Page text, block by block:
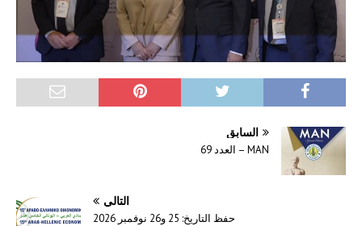
السابق
MAN – العدد 69
التالي
حفظ التاريخ: 25 و26 نوفمبر 2026